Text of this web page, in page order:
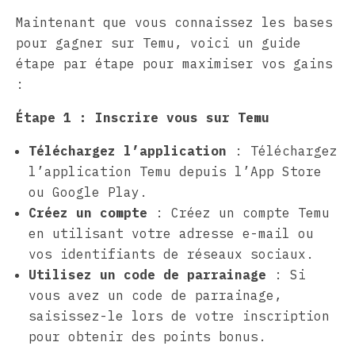
Maintenant que vous connaissez les bases
pour gagner sur Temu, voici un guide
étape par étape pour maximiser vos gains
:
Étape 1 : Inscrire vous sur Temu
Téléchargez l’application : Téléchargez
l’application Temu depuis l’App Store
ou Google Play.
Créez un compte : Créez un compte Temu
en utilisant votre adresse e-mail ou
vos identifiants de réseaux sociaux.
Utilisez un code de parrainage : Si
vous avez un code de parrainage,
saisissez-le lors de votre inscription
pour obtenir des points bonus.